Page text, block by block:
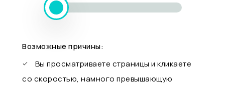
Возможные причины:
Вы просматриваете страницы и кликаете
со скоростью, намного превышающую